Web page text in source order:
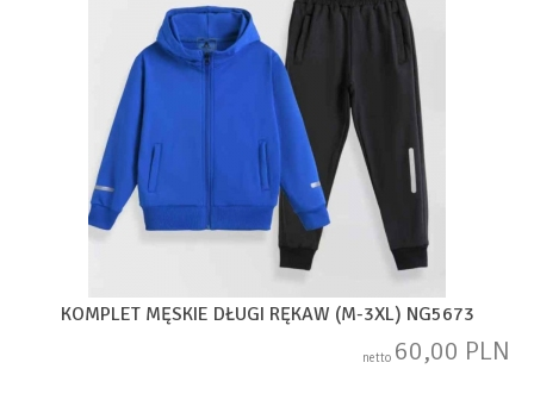
KOMPLET MĘSKIE DŁUGI RĘKAW (M-3XL) NG5673
netto 60,00 PLN